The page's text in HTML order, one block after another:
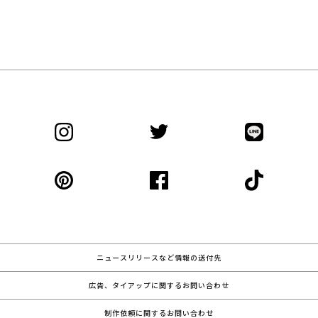
ニュースリリースなど情報の送付先
広告、タイアップに関するお問い合わせ
制作依頼に関するお問い合わせ